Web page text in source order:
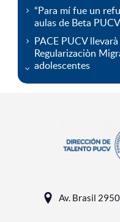
“Para mí fue un
aulas de Beta PUCV
PACE PUCV
Regularizaciòn
adolescentes
Av. Brasil